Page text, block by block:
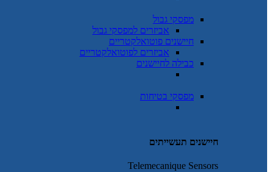
מפסקי גבול
אביזרים למפסקי גבול
חיישנים פוטואלקטריים
אביזרים לפוטואלקטריים
כבילה לחיישנים
מפסקי בטיחות
חיישנים תעשייתים
Telemecanique Sensors